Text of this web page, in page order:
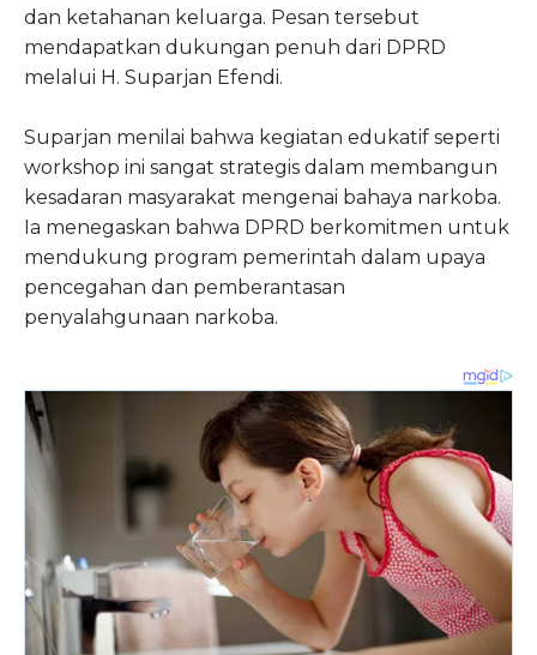
dan ketahanan keluarga. Pesan tersebut
mendapatkan dukungan penuh dari DPRD
melalui H. Suparjan Efendi.
Suparjan menilai bahwa kegiatan edukatif seperti
workshop ini sangat strategis dalam membangun
kesadaran masyarakat mengenai bahaya narkoba.
Ia menegaskan bahwa DPRD berkomitmen untuk
mendukung program pemerintah dalam upaya
pencegahan dan pemberantasan
penyalahgunaan narkoba.